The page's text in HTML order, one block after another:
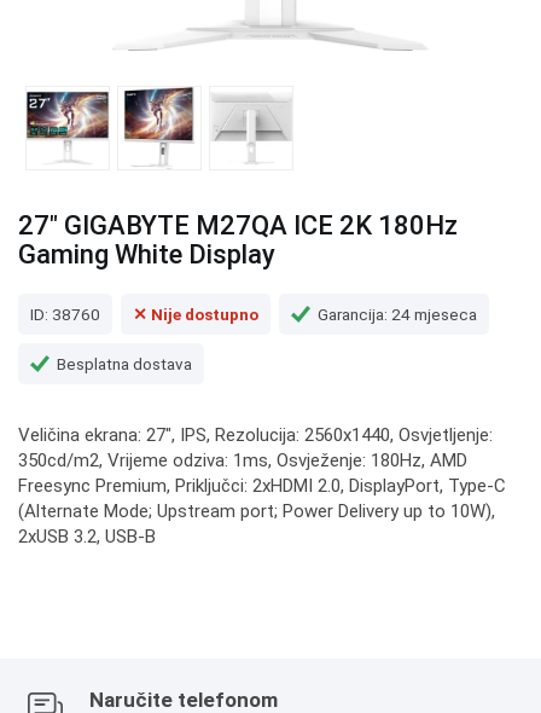
27" GIGABYTE M27QA ICE 2K 180Hz
Gaming White Display
ID: 38760 ✕ Nije dostupno Garancija: 24 mjeseca
Besplatna dostava
Veličina ekrana: 27", IPS, Rezolucija: 2560x1440, Osvjetljenje:
350cd/m2, Vrijeme odziva: 1ms, Osvježenje: 180Hz, AMD
Freesync Premium, Priključci: 2xHDMI 2.0, DisplayPort, Type-C
(Alternate Mode; Upstream port; Power Delivery up to 10W),
2xUSB 3.2, USB-B
Naručite telefonom